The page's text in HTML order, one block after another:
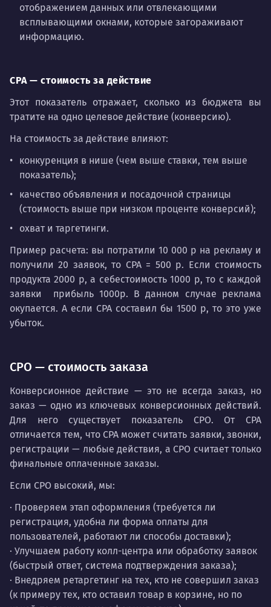
отображением данных или отвлекающими
всплывающими окнами, которые загораживают
информацию.
CPA — стоимость за действие
Этот показатель отражает, сколько из бюджета вы
тратите на одно целевое действие (конверсию).
На стоимость за действие влияют:
конкуренция в нише (чем выше ставки, тем выше
показатель);
качество объявления и посадочной страницы
(стоимость выше при низком проценте конверсий);
охват и таргетинги.
Пример расчета: вы потратили 10 000 р на рекламу и
получили 20 заявок, то СРА = 500 р. Если стоимость
продукта 2000 р, а себестоимость 1000 р, то с каждой
заявки прибыль 1000р. В данном случае реклама
окупается. А если CPA составил бы 1500 р, то это уже
убыток.
CPO — стоимость заказа
Конверсионное действие — это не всегда заказ, но
заказ — одно из ключевых конверсионных действий.
Для него существует показатель CPO. От CPA
отличается тем, что CPA может считать заявки, звонки,
регистрации — любые действия, а CPO считает только
финальные оплаченные заказы.
Если CPO высокий, мы:
· Проверяем этап оформления (требуется ли
регистрация, удобна ли форма оплаты для
пользователей, работают ли способы доставки);
· Улучшаем работу колл-центра или обработку заявок
(быстрый ответ, система подтверждения заказа);
· Внедряем ретаргетинг на тех, кто не совершил заказ
(к примеру тех, кто оставил товар в корзине, но по